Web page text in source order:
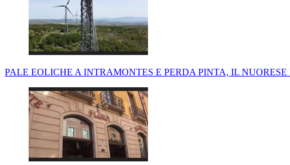
PALE EOLICHE A INTRAMONTES E PERDA PINTA, IL